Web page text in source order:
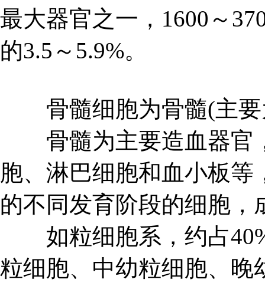
最大器官之一，1600～
的3.5～5.9%。
骨髓细胞为骨髓(主要
骨髓为主要造血器官
胞、淋巴细胞和血小板
的不同发育阶段的细胞，
如粒细胞系，约占
粒细胞、中幼粒细胞、晚